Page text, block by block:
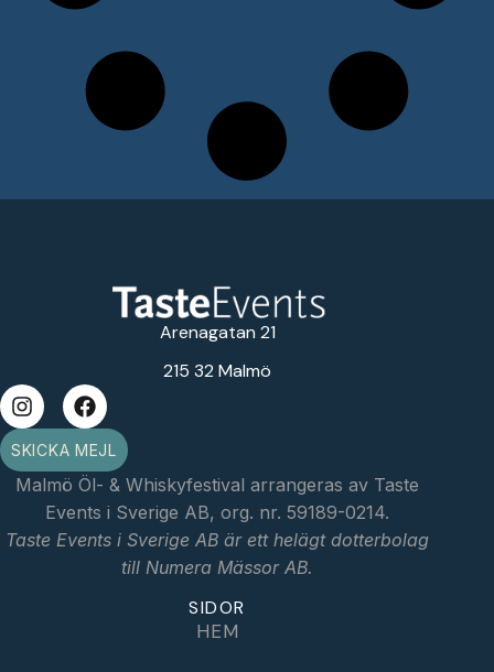
Arenagatan 21
215 32 Malmö
SKICKA MEJL
Malmö Öl- & Whiskyfestival arrangeras av Taste
Events i Sverige AB, org. nr. 59189-0214.
Taste Events i Sverige AB är ett helägt dotterbolag
till Numera Mässor AB.
SIDOR
HEM